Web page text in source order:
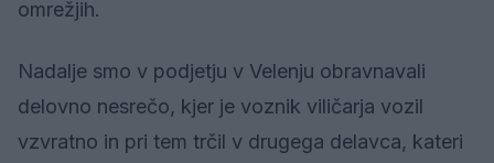
omrežjih.
Nadalje smo v podjetju v Velenju obravnavali
delovno nesrečo, kjer je voznik viličarja vozil
vzvratno in pri tem trčil v drugega delavca, kateri